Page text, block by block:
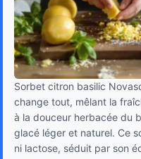
Sorbet citron basilic
change tout, mêlant la
à la douceur herbacée du
glacé léger et naturel. Ce
ni lactose, séduit par son